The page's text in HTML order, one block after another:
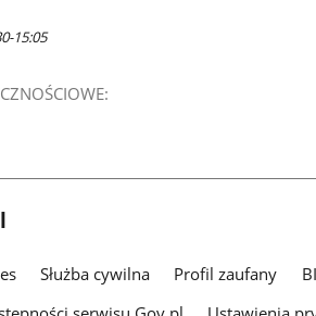
15:05
Służba cywilna Profil zaufany